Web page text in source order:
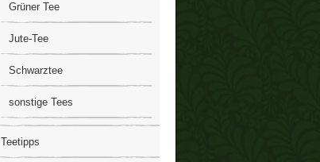
Grüner Tee
Jute-Tee
Schwarztee
sonstige Tees
Teetipps